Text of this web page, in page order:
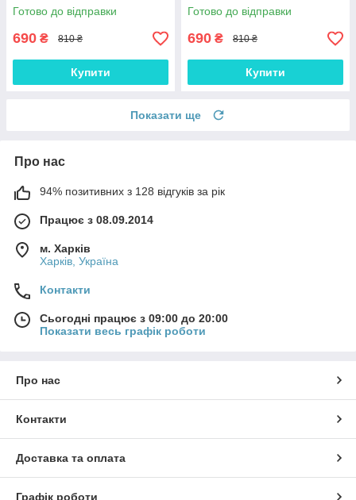
Готово до відправки
690 ₴ 810 ₴
Купити
Готово до відправки
690 ₴ 810 ₴
Купити
Показати ще
Про нас
94% позитивних з 128 відгуків за рік
Працює з 08.09.2014
м. Харків
Харків, Україна
Контакти
Сьогодні працює з 09:00 до 20:00
Показати весь графік роботи
Про нас
Контакти
Доставка та оплата
Графік роботи